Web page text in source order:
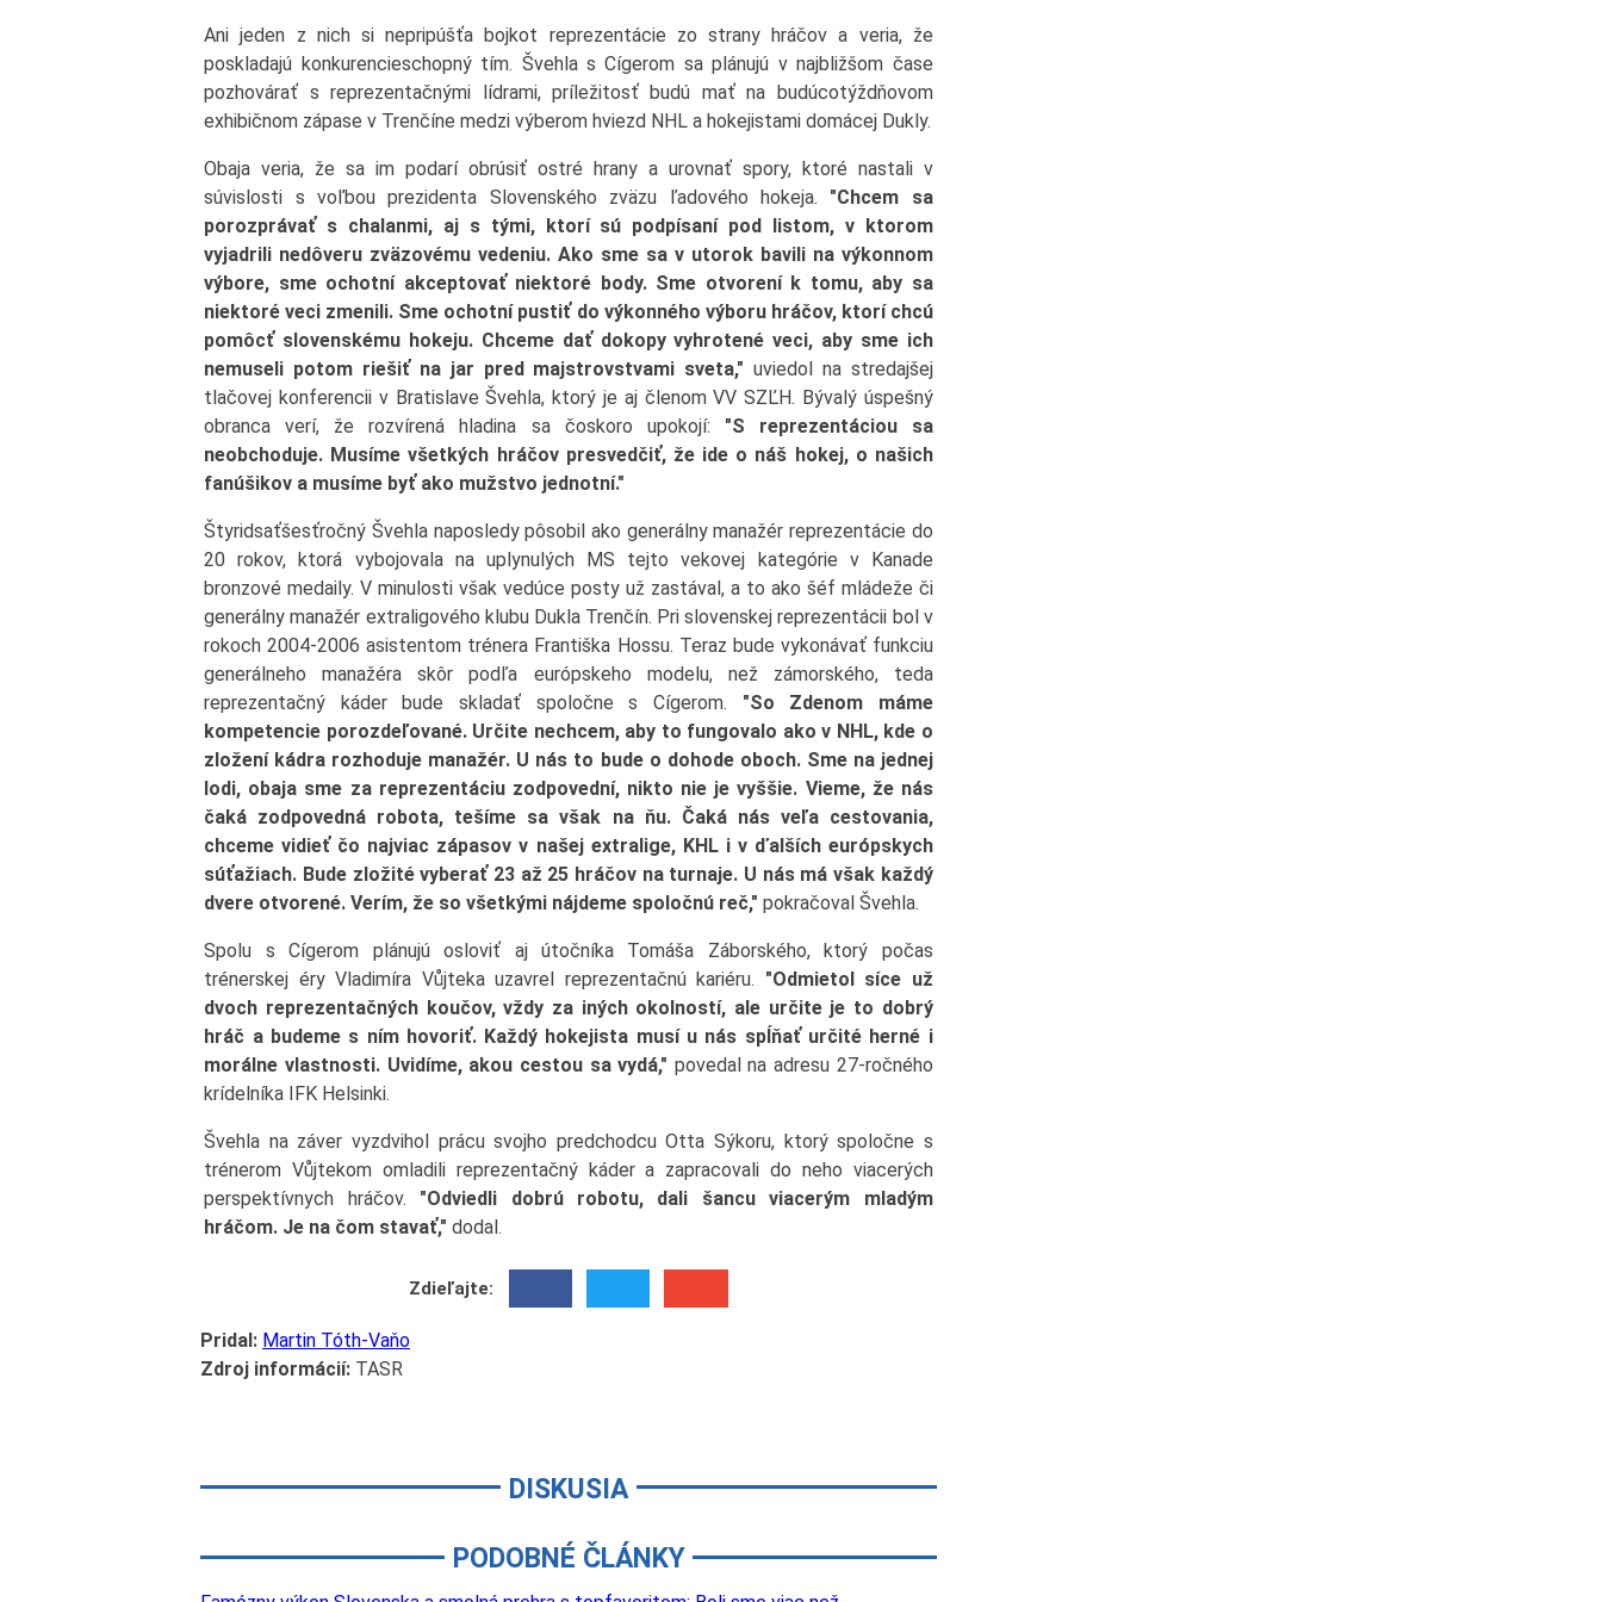
Ani jeden z nich si nepripúšťa bojkot reprezentácie zo strany hráčov a veria, že
poskladajú konkurencieschopný tím. Švehla s Cígerom sa plánujú v najbližšom čase
pozhovárať s reprezentačnými lídrami, príležitosť budú mať na budúcotýždňovom
exhibičnom zápase v Trenčíne medzi výberom hviezd NHL a hokejistami domácej Dukly.
Obaja veria, že sa im podarí obrúsiť ostré hrany a urovnať spory, ktoré nastali v
súvislosti s voľbou prezidenta Slovenského zväzu ľadového hokeja. "Chcem sa
porozprávať s chalanmi, aj s tými, ktorí sú podpísaní pod listom, v ktorom
vyjadrili nedôveru zväzovému vedeniu. Ako sme sa v utorok bavili na výkonnom
výbore, sme ochotní akceptovať niektoré body. Sme otvorení k tomu, aby sa
niektoré veci zmenili. Sme ochotní pustiť do výkonného výboru hráčov, ktorí chcú
pomôcť slovenskému hokeju. Chceme dať dokopy vyhrotené veci, aby sme ich
nemuseli potom riešiť na jar pred majstrovstvami sveta," uviedol na stredajšej
tlačovej konferencii v Bratislave Švehla, ktorý je aj členom VV SZĽH. Bývalý úspešný
obranca verí, že rozvírená hladina sa čoskoro upokojí: "S reprezentáciou sa
neobchoduje. Musíme všetkých hráčov presvedčiť, že ide o náš hokej, o našich
fanúšikov a musíme byť ako mužstvo jednotní."
Štyridsaťšesťročný Švehla naposledy pôsobil ako generálny manažér reprezentácie do
20 rokov, ktorá vybojovala na uplynulých MS tejto vekovej kategórie v Kanade
bronzové medaily. V minulosti však vedúce posty už zastával, a to ako šéf mládeže či
generálny manažér extraligového klubu Dukla Trenčín. Pri slovenskej reprezentácii bol v
rokoch 2004-2006 asistentom trénera Františka Hossu. Teraz bude vykonávať funkciu
generálneho manažéra skôr podľa európskeho modelu, než zámorského, teda
reprezentačný káder bude skladať spoločne s Cígerom. "So Zdenom máme
kompetencie porozdeľované. Určite nechcem, aby to fungovalo ako v NHL, kde o
zložení kádra rozhoduje manažér. U nás to bude o dohode oboch. Sme na jednej
lodi, obaja sme za reprezentáciu zodpovední, nikto nie je vyššie. Vieme, že nás
čaká zodpovedná robota, tešíme sa však na ňu. Čaká nás veľa cestovania,
chceme vidieť čo najviac zápasov v našej extralige, KHL i v ďalších európskych
súťažiach. Bude zložité vyberať 23 až 25 hráčov na turnaje. U nás má však každý
dvere otvorené. Verím, že so všetkými nájdeme spoločnú reč," pokračoval Švehla.
Spolu s Cígerom plánujú osloviť aj útočníka Tomáša Záborského, ktorý počas
trénerskej éry Vladimíra Vůjteka uzavrel reprezentačnú kariéru. "Odmietol síce už
dvoch reprezentačných koučov, vždy za iných okolností, ale určite je to dobrý
hráč a budeme s ním hovoriť. Každý hokejista musí u nás spĺňať určité herné i
morálne vlastnosti. Uvidíme, akou cestou sa vydá," povedal na adresu 27-ročného
krídelníka IFK Helsinki.
Švehla na záver vyzdvihol prácu svojho predchodcu Otta Sýkoru, ktorý spoločne s
trénerom Vůjtekom omladili reprezentačný káder a zapracovali do neho viacerých
perspektívnych hráčov. "Odviedli dobrú robotu, dali šancu viacerým mladým
hráčom. Je na čom stavať," dodal.
Zdieľajte:
Pridal: Martin Tóth-Vaňo
Zdroj informácií: TASR
DISKUSIA
PODOBNÉ ČLÁNKY